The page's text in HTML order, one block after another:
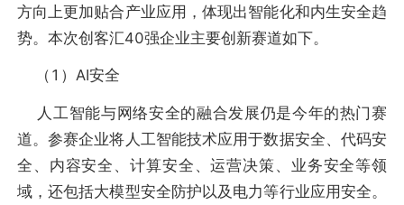
方向上更加贴合产业应用，体现出智能化和内生安全趋
势。本次创客汇40强企业主要创新赛道如下。
（1）AI安全
人工智能与网络安全的融合发展仍是今年的热门赛
道。参赛企业将人工智能技术应用于数据安全、代码安
全、内容安全、计算安全、运营决策、业务安全等领
域，还包括大模型安全防护以及电力等行业应用安全。